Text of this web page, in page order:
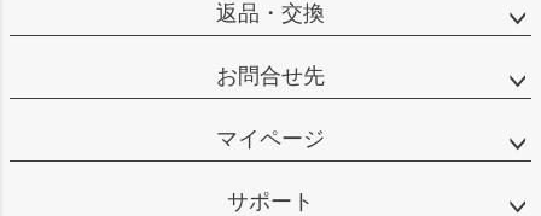
返品・交換
お問合せ先
マイページ
サポート